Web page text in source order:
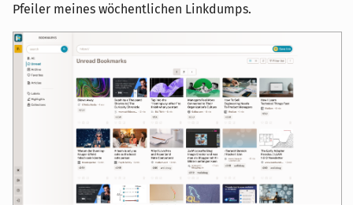
Pfeiler meines wöchentlichen Linkdumps.